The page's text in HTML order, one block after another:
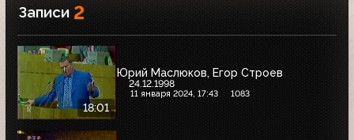
Записи 2
18:01
Юрий Маслюков, Егор Строев
24.12.1998
11 января 2024, 17:43 1083